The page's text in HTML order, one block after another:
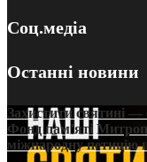
Соц.медіа
Останні новини
Захистити святині —
Фонд пам’яті
міжнародну